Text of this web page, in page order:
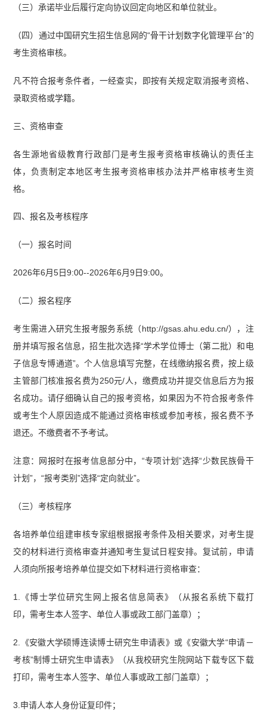
（三）承诺毕业后履行定向协议回定向地区和单位就业。
（四）通过中国研究生招生信息网的“骨干计划数字化管理平台”的
考生资格审核。
凡不符合报考条件者，一经查实，即按有关规定取消报考资格、
录取资格或学籍。
三、资格审查
各生源地省级教育行政部门是考生报考资格审核确认的责任主
体，负责制定本地区考生报考资格审核办法并严格审核考生资
格。
四、报名及考核程序
（一）报名时间
2026年6月5日9:00--2026年6月9日9:00。
（二）报名程序
考生需进入研究生报考服务系统（http://gsas.ahu.edu.cn/），注
册并填写报名信息，招生批次选择“学术学位博士（第二批）和电
子信息专博通道”。个人信息填写完整，在线缴纳报名费，按上级
主管部门核准报名费为250元/人，缴费成功并提交信息后方为报
名成功。请仔细确认自己的报考资格，如果因为不符合报考条件
或考生个人原因造成不能通过资格审核或参加考核，报名费不予
退还。不缴费者不予考试。
注意：网报时在报考信息部分中，“专项计划”选择“少数民族骨干
计划”，“报考类别”选择“定向就业”。
（三）考核程序
各培养单位组建审核专家组根据报考条件及相关要求，对考生提
交的材料进行资格审查并通知考生复试日程安排。复试前，申请
人须向所报考培养单位提交如下材料进行资格审查：
1.《博士学位研究生网上报名信息简表》（从报名系统下载打
印，需考生本人签字、单位人事或政工部门盖章）；
2.《安徽大学硕博连读博士研究生申请表》或《安徽大学“申请－
考核”制博士研究生申请表》（从我校研究生院网站下载专区下载
打印，需考生本人签字、单位人事或政工部门盖章）；
3.申请人本人身份证复印件；